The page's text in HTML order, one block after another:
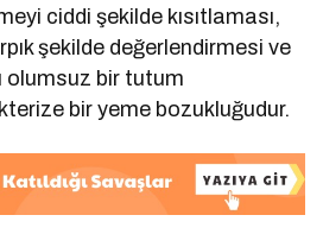
ciddi şekilde kısıtlaması,
şekilde değerlendirmesi ve
olumsuz bir tutum
bir yeme bozukluğudur.